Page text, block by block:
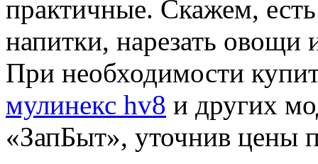
практичные. Скажем,
напитки, нарезать овощи
При необходимости
мулинекс hv8 и других
«ЗапБыт», уточнив цены